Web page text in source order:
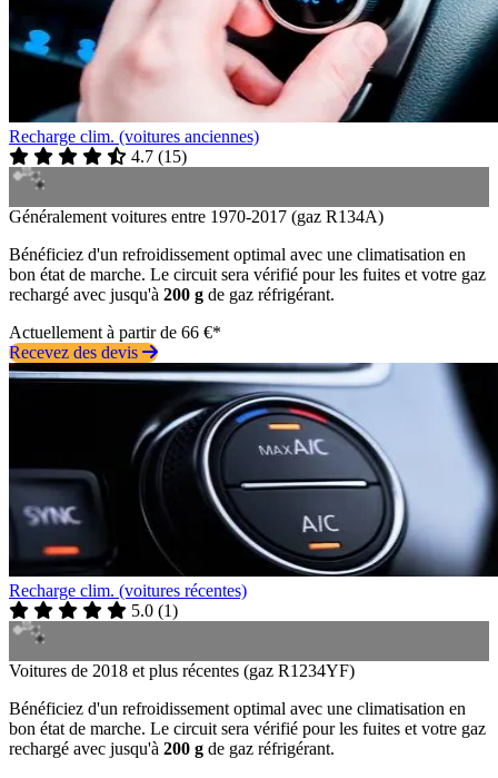
Recharge clim. (voitures anciennes)
4.7 (15)
Généralement voitures entre 1970-2017 (gaz R134A)
Bénéficiez d'un refroidissement optimal avec une climatisation en
bon état de marche. Le circuit sera vérifié pour les fuites et votre gaz
rechargé avec jusqu'à 200 g de gaz réfrigérant.
Actuellement à partir de 66 €*
Recevez des devis
Recharge clim. (voitures récentes)
5.0 (1)
Voitures de 2018 et plus récentes (gaz R1234YF)
Bénéficiez d'un refroidissement optimal avec une climatisation en
bon état de marche. Le circuit sera vérifié pour les fuites et votre gaz
rechargé avec jusqu'à 200 g de gaz réfrigérant.